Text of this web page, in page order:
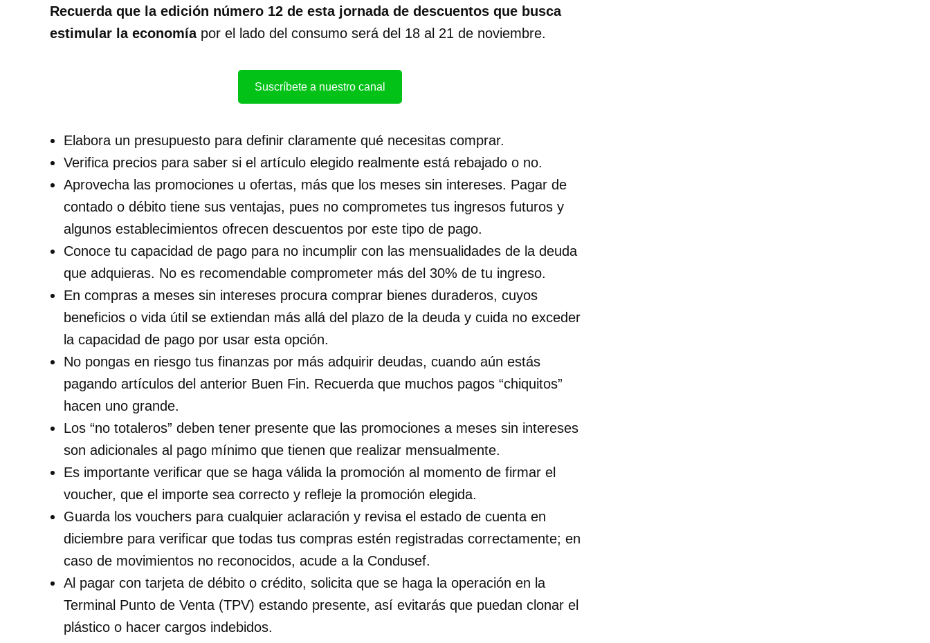
Recuerda que la edición número 12 de esta jornada de descuentos que busca
estimular la economíapor el lado del consumo será del 18 al 21 de noviembre.
Suscríbete a nuestro canal
Elabora un presupuesto para definir claramente qué necesitas comprar.
Verifica precios para saber si el artículo elegido realmente está rebajado o no.
Aprovecha las promociones u ofertas, más que los meses sin intereses. Pagar de
contado o débito tiene sus ventajas, pues no comprometes tus ingresos futuros y
algunos establecimientos ofrecen descuentos por este tipo de pago.
Conoce tu capacidad de pago para no incumplir con las mensualidades de la deuda
que adquieras. No es recomendable comprometer más del 30% de tu ingreso.
En compras a meses sin intereses procura comprar bienes duraderos, cuyos
beneficios o vida útil se extiendan más allá del plazo de la deuda y cuida no exceder
la capacidad de pago por usar esta opción.
No pongas en riesgo tus finanzas por más adquirir deudas, cuando aún estás
pagando artículos del anterior Buen Fin. Recuerda que muchos pagos “chiquitos”
hacen uno grande.
Los “no totaleros” deben tener presente que las promociones a meses sin intereses
son adicionales al pago mínimo que tienen que realizar mensualmente.
Es importante verificar que se haga válida la promoción al momento de firmar el
voucher, que el importe sea correcto y refleje la promoción elegida.
Guarda los vouchers para cualquier aclaración y revisa el estado de cuenta en
diciembre para verificar que todas tus compras estén registradas correctamente; en
caso de movimientos no reconocidos, acude a la Condusef.
Al pagar con tarjeta de débito o crédito, solicita que se haga la operación en la
Terminal Punto de Venta (TPV) estando presente, así evitarás que puedan clonar el
plástico o hacer cargos indebidos.